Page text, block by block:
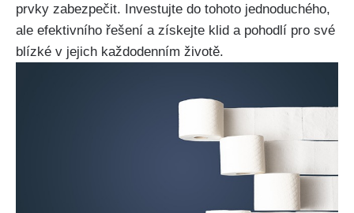
prvky zabezpečit. Investujte do tohoto jednoduchého,
ale efektivního řešení a získejte klid a pohodlí pro své
blízké v jejich každodenním životě.